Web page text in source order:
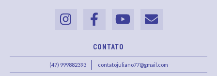
CONTATO
(47) 999882393 contatojuliano77@gmail.com